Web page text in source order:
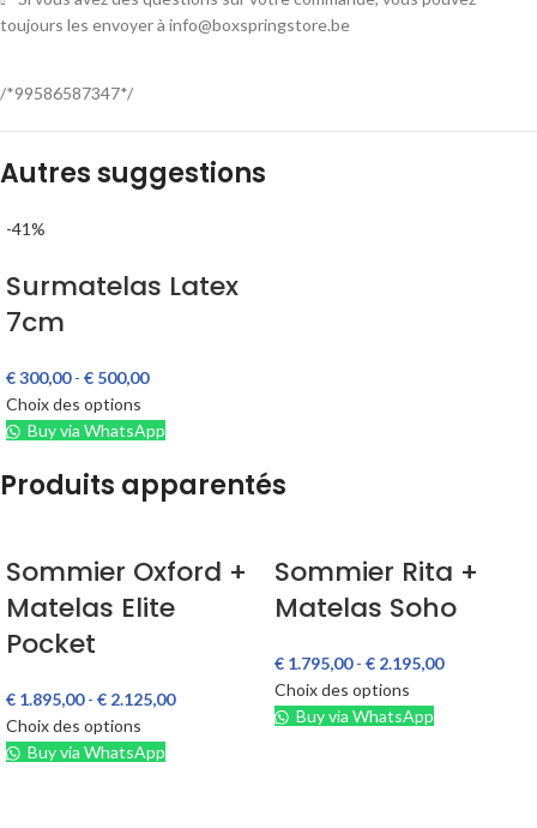
toujours les envoyer à info@boxspringstore.be
/*99586587347*/
Autres suggestions
-41%
Surmatelas Latex
7cm
€300,00 - € 500,00
Choix des options
Buy via WhatsApp
Produits apparentés
Sommier Oxford +
Matelas Elite
Pocket
€ 1.895,00 - € 2.125,00
Choix des options
Buy via WhatsApp
Sommier Rita +
Matelas Soho
€ 1.795,00 - € 2.195,00
Choix des options
Buy via WhatsApp